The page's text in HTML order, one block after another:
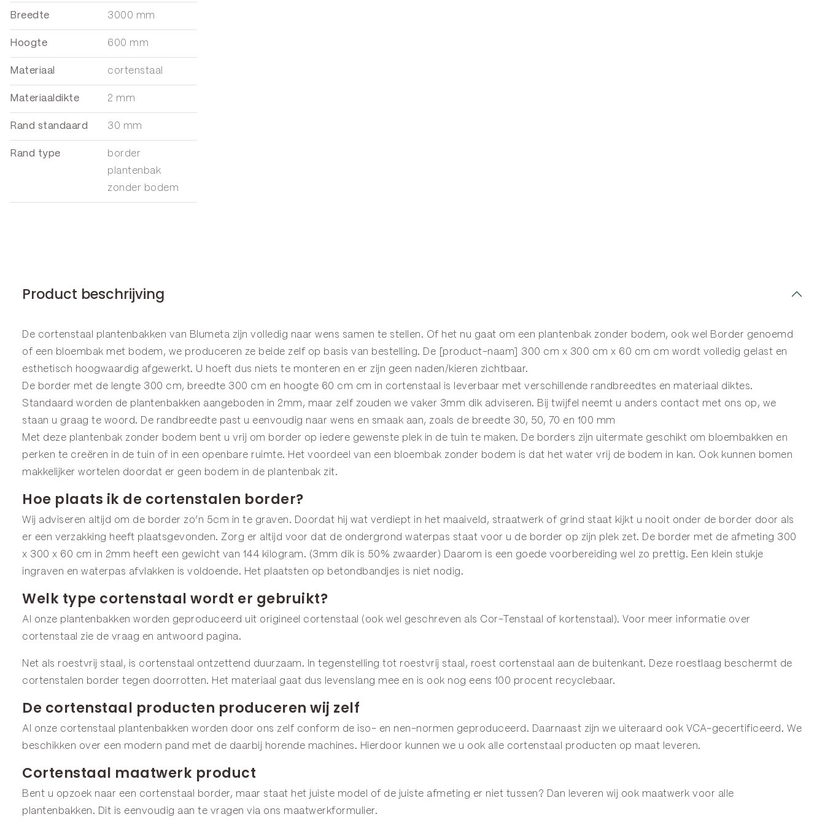
Breedte 3000 mm
Hoogte 600 mm
Materiaal cortenstaal
Materiaaldikte 2 mm
Rand standaard 30 mm
Rand type
border
plantenbak
zonder bodem
Product beschrijving
De cortenstaal plantenbakken van Blumeta zijn volledig naar wens samen te stellen. Of het nu gaat om een plantenbak zonder bodem, ook wel Border genoemd
of een bloembak met bodem, we produceren ze beide zelf op basis van bestelling. De [product-naam] 300 cm x 300 cm x 60 cm cm wordt volledig gelast en
esthetisch hoogwaardig afgewerkt. U hoeft dus niets te monteren en er zijn geen naden/kieren zichtbaar.
De border met de lengte 300 cm, breedte 300 cm en hoogte 60 cm cm in cortenstaal is leverbaar met verschillende randbreedtes en materiaal diktes.
Standaard worden de plantenbakken aangeboden in 2mm, maar zelf zouden we vaker 3mm dik adviseren. Bij twijfel neemt u anders contact met ons op, we
staan u graag te woord. De randbreedte past u eenvoudig naar wens en smaak aan, zoals de breedte 30, 50, 70 en 100 mm
Met deze plantenbak zonder bodem bent u vrij om border op iedere gewenste plek in de tuin te maken. De borders zijn uitermate geschikt om bloembakken en
perken te creëren in de tuin of in een openbare ruimte. Het voordeel van een bloembak zonder bodem is dat het water vrij de bodem in kan. Ook kunnen bomen
makkelijker wortelen doordat er geen bodem in de plantenbak zit.
Hoe plaats ik de cortenstalen border?
Wij adviseren altijd om de border zo’n 5cm in te graven. Doordat hij wat verdiept in het maaiveld, straatwerk of grind staat kijkt u nooit onder de border door als
er een verzakking heeft plaatsgevonden. Zorg er altijd voor dat de ondergrond waterpas staat voor u de border op zijn plek zet. De border met de afmeting 300
x 300 x 60 cm in 2mm heeft een gewicht van 144 kilogram. (3mm dik is 50% zwaarder) Daarom is een goede voorbereiding wel zo prettig. Een klein stukje
ingraven en waterpas afvlakken is voldoende. Het plaatsten op betondbandjes is niet nodig.
Welk type cortenstaal wordt er gebruikt?
Al onze plantenbakken worden geproduceerd uit origineel cortenstaal (ook wel geschreven als Cor-Tenstaal of kortenstaal). Voor meer informatie over
cortenstaal zie de vraag en antwoord pagina.
Net als roestvrij staal, is cortenstaal ontzettend duurzaam. In tegenstelling tot roestvrij staal, roest cortenstaal aan de buitenkant. Deze roestlaag beschermt de
cortenstalen border tegen doorrotten. Het materiaal gaat dus levenslang mee en is ook nog eens 100 procent recyclebaar.
De cortenstaal producten produceren wij zelf
Al onze cortenstaal plantenbakken worden door ons zelf conform de iso- en nen-normen geproduceerd. Daarnaast zijn we uiteraard ook VCA-gecertificeerd. We
beschikken over een modern pand met de daarbij horende machines. Hierdoor kunnen we u ook alle cortenstaal producten op maat leveren.
Cortenstaal maatwerk product
Bent u opzoek naar een cortenstaal border, maar staat het juiste model of de juiste afmeting er niet tussen? Dan leveren wij ook maatwerk voor alle
plantenbakken. Dit is eenvoudig aan te vragen via ons maatwerkformulier.